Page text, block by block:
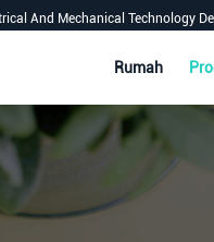
And Mechanical Technology
Rumah